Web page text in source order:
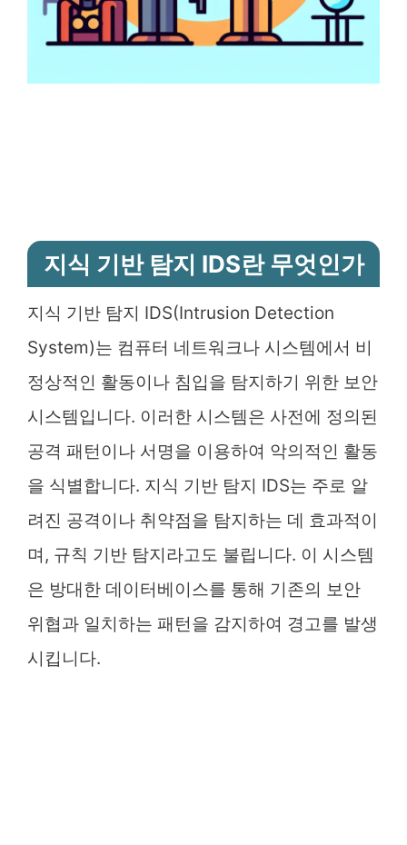
지식 기반 탐지 IDS란 무엇인가
지식 기반 탐지 IDS(Intrusion Detection
System)는 컴퓨터 네트워크나 시스템에서 비
정상적인 활동이나 침입을 탐지하기 위한 보안
시스템입니다. 이러한 시스템은 사전에 정의된
공격 패턴이나 서명을 이용하여 악의적인 활동
을 식별합니다. 지식 기반 탐지 IDS는 주로 알
려진 공격이나 취약점을 탐지하는 데 효과적이
며, 규칙 기반 탐지라고도 불립니다. 이 시스템
은 방대한 데이터베이스를 통해 기존의 보안
위협과 일치하는 패턴을 감지하여 경고를 발생
시킵니다.